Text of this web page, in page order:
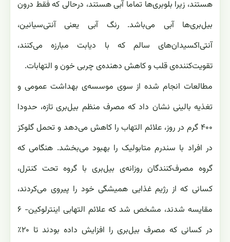
هستند، زیرا بلوبری‌ها تماما آبی هستند، درحالی که فقط درون
بیل‌بری‌ها آبی می‌باشد. رنگ آبی یعنی آنتی‌سیانین،
آنتی‌اکسیدان‌های سالم که با دیابت مبارزه می‌کنند،
تقویت‌کننده‌ی قلب و کاهش دهنده‌ی چربی خون و التهابات.
مطالعات انجام شده از سوی موسسه‌ی بهداشت عمومی و
تغذیه بالینی نشان داد که مصرف منظم بیل‌بری تازه، حدودا
۴۰۰ گرم در روز، علائم التهاب را کاهش می‌دهد و تحمل گلوکز
در افراد با سندرم متابولیک را بهبود می‌بخشد. هنگامی که
گروه مصرف‌کنندگان روزانه‌ی بیل‌بری با گروه تحت کنترل،
کسانی که از رژیم غذایی همیشگی خود را پیروی می‌کردند،
مقایسه شدند، مشخص شد که علائم التهابی اینترلوکین- ۶
در کسانی که مصرف بیل‌بری را افزایش داده بودند تا ۲۰٪